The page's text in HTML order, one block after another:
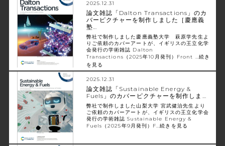
2025.12.31
論文雑誌「Dalton Transactions」のカ
バーピクチャーを制作しました［慶應義
塾…
弊社で制作しました慶應義塾大学 萩原学先生よ
りご依頼のカバーアートが、イギリスの王立化学
会発行の学術雑誌 Dalton
Transactions（2025年10月発刊）Front …続き
を見る
2025.12.31
論文雑誌「Sustainable Energy &
Fuels」のカバーピクチャーを制作しま…
弊社で制作しました山梨大学 宮武健治先生より
ご依頼のカバーアートが、イギリスの王立化学会
発行の学術雑誌 Sustainable Energy &
Fuels（2025年9月発刊）F…続きを見る